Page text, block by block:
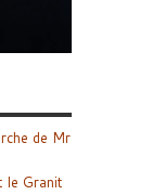
de Mr
le Granit